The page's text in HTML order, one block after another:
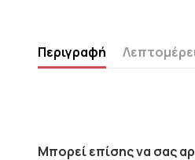
Περιγραφή
Μπορεί επίσης να σας